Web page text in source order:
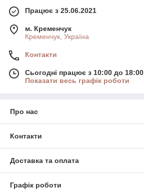
Працює з 25.06.2021
м. Кременчук
Кременчук, Україна
Контакти
Сьогодні працює з 10:00 до 18:00
Показати весь графік роботи
Про нас
Контакти
Доставка та оплата
Графік роботи